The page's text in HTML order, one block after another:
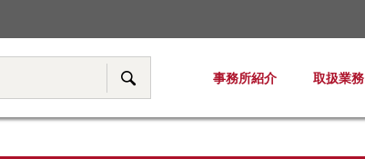
サイト内検索事務所紹介 取扱業務